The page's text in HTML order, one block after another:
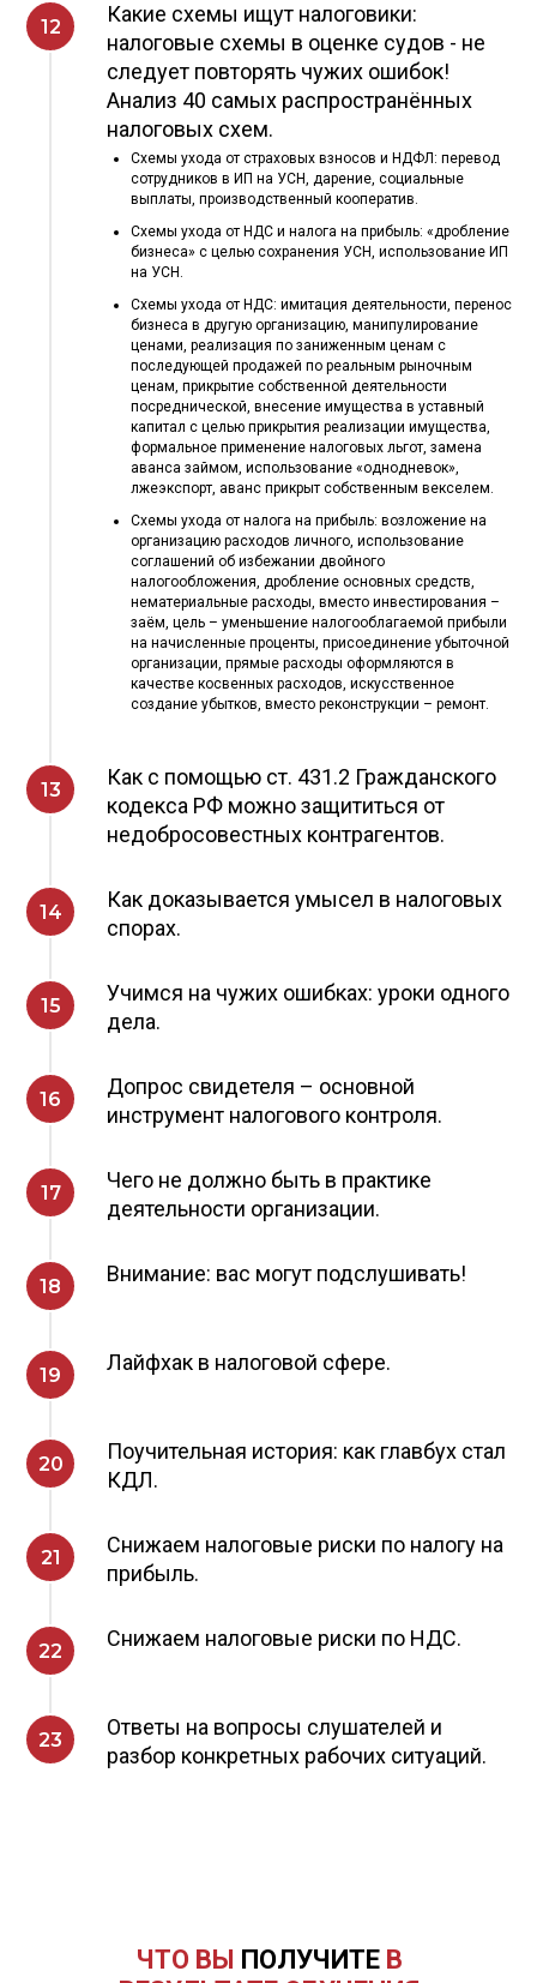
Какие схемы ищут налоговики:
налоговые схемы в оценке судов - не
следует повторять чужих ошибок!
Анализ 40 самых распространённых
налоговых схем.
Схемы ухода от страховых взносов и НДФЛ: перевод
сотрудников в ИП на УСН, дарение, социальные
выплаты, производственный кооператив.
Схемы ухода от НДС и налога на прибыль: «дробление
бизнеса» с целью сохранения УСН, использование ИП
на УСН.
Схемы ухода от НДС: имитация деятельности, перенос
бизнеса в другую организацию, манипулирование
ценами, реализация по заниженным ценам с
последующей продажей по реальным рыночным
ценам, прикрытие собственной деятельности
посреднической, внесение имущества в уставный
капитал с целью прикрытия реализации имущества,
формальное применение налоговых льгот, замена
аванса займом, использование «однодневок»,
лжеэкспорт, аванс прикрыт собственным векселем.
Схемы ухода от налога на прибыль: возложение на
организацию расходов личного, использование
соглашений об избежании двойного
налогообложения, дробление основных средств,
нематериальные расходы, вместо инвестирования –
заём, цель – уменьшение налогооблагаемой прибыли
на начисленные проценты, присоединение убыточной
организации, прямые расходы оформляются в
качестве косвенных расходов, искусственное
создание убытков, вместо реконструкции – ремонт.
Как с помощью ст. 431.2 Гражданского
кодекса РФ можно защититься от
недобросовестных контрагентов.
Как доказывается умысел в налоговых
спорах.
Учимся на чужих ошибках: уроки одного
дела.
Допрос свидетеля – основной
инструмент налогового контроля.
Чего не должно быть в практике
деятельности организации.
Внимание: вас могут подслушивать!
Лайфхак в налоговой сфере.
Поучительная история: как главбух стал
КДЛ.
Снижаем налоговые риски по налогу на
прибыль.
Снижаем налоговые риски по НДС.
Ответы на вопросы слушателей и
разбор конкретных рабочих ситуаций.
ЧТО ВЫ ПОЛУЧИТЕ В